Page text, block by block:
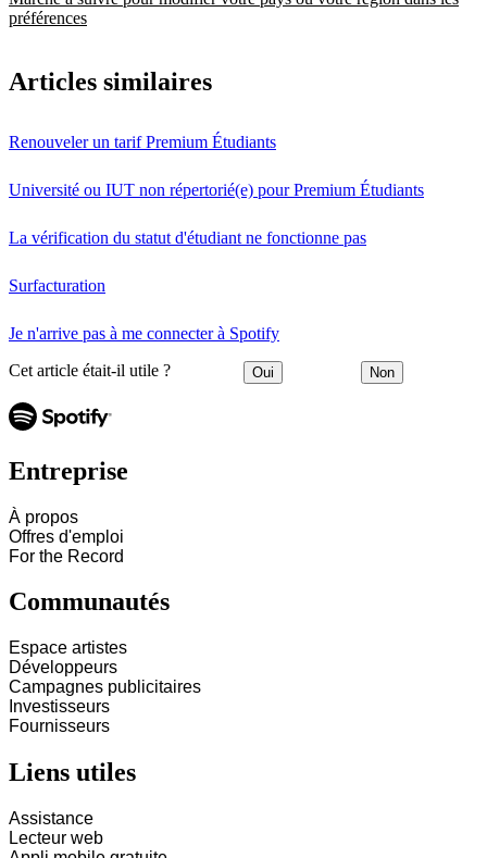
préférences
Articles similaires
Renouveler un tarif Premium Étudiants
Université ou IUT non répertorié(e) pour Premium Étudiants
La vérification du statut d'étudiant ne fonctionne pas
Surfacturation
Je n'arrive pas à me connecter à Spotify
Cet article était-il utile ? Oui Non
Entreprise
À propos
Offres d'emploi
For the Record
Communautés
Espace artistes
Développeurs
Campagnes publicitaires
Investisseurs
Fournisseurs
Liens utiles
Assistance
Lecteur web